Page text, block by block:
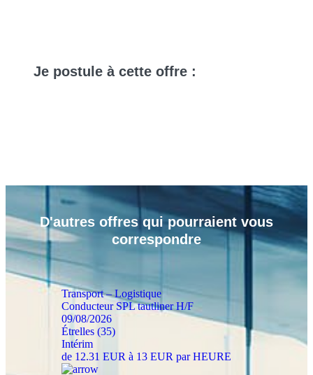
Je postule à cette offre :
D'autres offres qui pourraient vous
correspondre
Transport – Logistique
Conducteur SPL tautliner H/F
09/08/2026
Étrelles (35)
Intérim
de 12.31 EUR à 13 EUR par HEURE